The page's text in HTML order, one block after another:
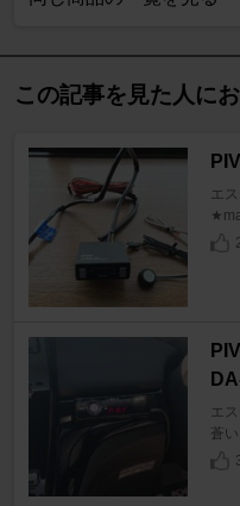
この記事を見た人に
エ
エ
蒼